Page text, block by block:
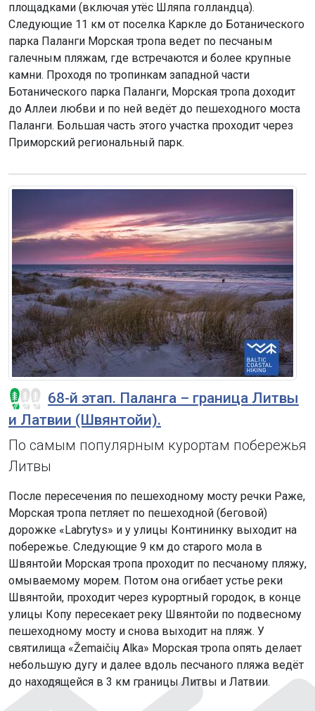
площадками (включая утёс Шляпа голландца).
Следующие 11 км от поселка Каркле до Ботанического
парка Паланги Морская тропа ведет по песчаным
галечным пляжам, где встречаются и более крупные
камни. Проходя по тропинкам западной части
Ботанического парка Паланги, Морская тропа доходит
до Аллеи любви и по ней ведёт до пешеходного моста
Паланги. Большая часть этого участка проходит через
Приморский региональный парк.
68-й этап. Паланга – граница Литвы
и Латвии (Швянтойи).
По самым популярным курортам побережья
Литвы
После пересечения по пешеходному мосту речки Раже,
Морская тропа петляет по пешеходной (беговой)
дорожке «Labrytys» и у улицы Контининку выходит на
побережье. Следующие 9 км до старого мола в
Швянтойи Морская тропа проходит по песчаному пляжу,
омываемому морем. Потом она огибает устье реки
Швянтойи, проходит через курортный городок, в конце
улицы Копу пересекает реку Швянтойи по подвесному
пешеходному мосту и снова выходит на пляж. У
святилища «Žemaičių Alka» Морская тропа опять делает
небольшую дугу и далее вдоль песчаного пляжа ведёт
до находящейся в 3 км границы Литвы и Латвии.